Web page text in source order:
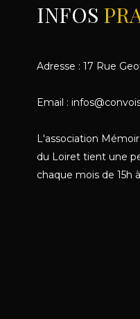
INFOS
Adresse : 17 Rue
Email :
L'association
du Loiret tient une
chaque mois de 15h